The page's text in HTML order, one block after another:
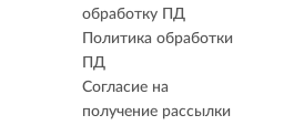
обработку ПД
Политика обработки
ПД
Согласие на
получение рассылки